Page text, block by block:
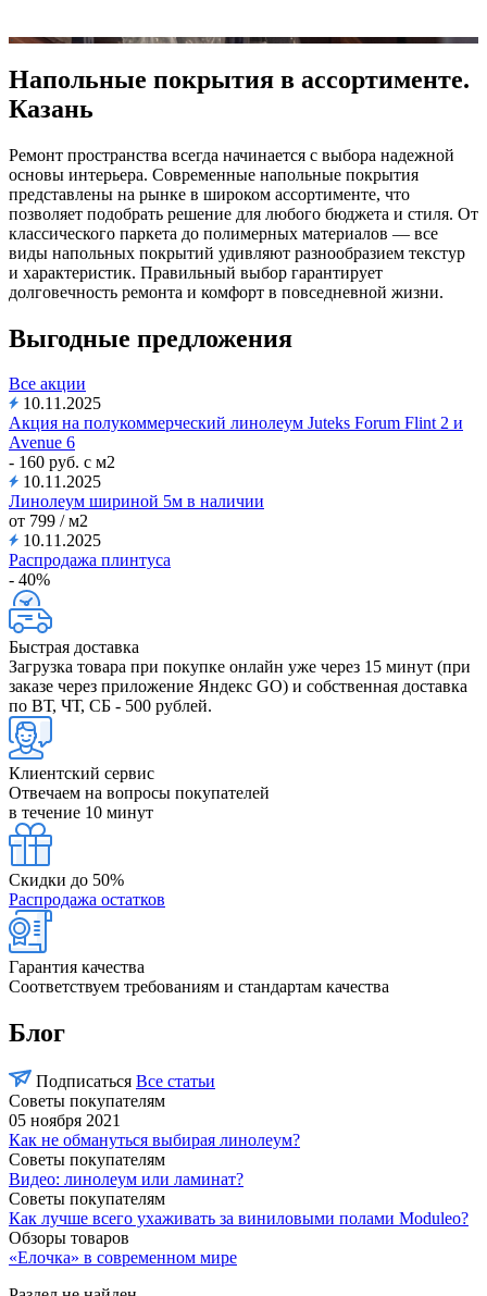
Напольные покрытия в ассортименте.
Казань
Ремонт пространства всегда начинается с выбора надежной
основы интерьера. Современные напольные покрытия
представлены на рынке в широком ассортименте, что
позволяет подобрать решение для любого бюджета и стиля. От
классического паркета до полимерных материалов — все
виды напольных покрытий удивляют разнообразием текстур
и характеристик. Правильный выбор гарантирует
долговечность ремонта и комфорт в повседневной жизни.
Выгодные предложения
Все акции
10.11.2025
Акция на полукоммерческий линолеум Juteks Forum Flint 2 и
Avenue 6
- 160 руб. с м2
10.11.2025
Линолеум шириной 5м в наличии
от 799 / м2
10.11.2025
Распродажа плинтуса
- 40%
Быстрая доставка
Загрузка товара при покупке онлайн уже через 15 минут (при
заказе через приложение Яндекс GO) и собственная доставка
по ВТ, ЧТ, СБ - 500 рублей.
Клиентский сервис
Отвечаем на вопросы покупателей
в течение 10 минут
Скидки до 50%
Распродажа остатков
Гарантия качества
Соответствуем требованиям и стандартам качества
Блог
Подписаться Все статьи
Советы покупателям
05 ноября 2021
Как не обмануться выбирая линолеум?
Советы покупателям
Видео: линолеум или ламинат?
Советы покупателям
Как лучше всего ухаживать за виниловыми полами Moduleo?
Обзоры товаров
«Елочка» в современном мире